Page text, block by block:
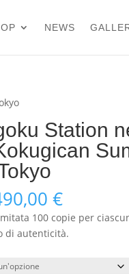
NEWS
Station
€Fascia
di
prezzo:
da
220,00 €
100 copie per
di autenticità.